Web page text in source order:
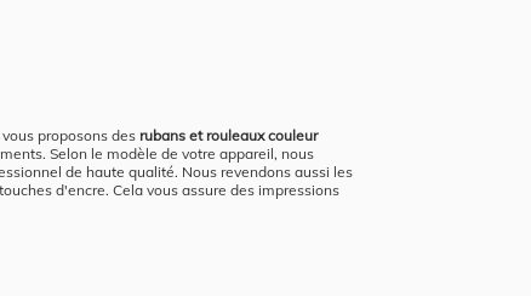
proposons des rubans et rouleaux couleur
Selon le modèle de votre appareil, nous
de haute qualité. Nous revendons aussi les
d'encre. Cela vous assure des impressions